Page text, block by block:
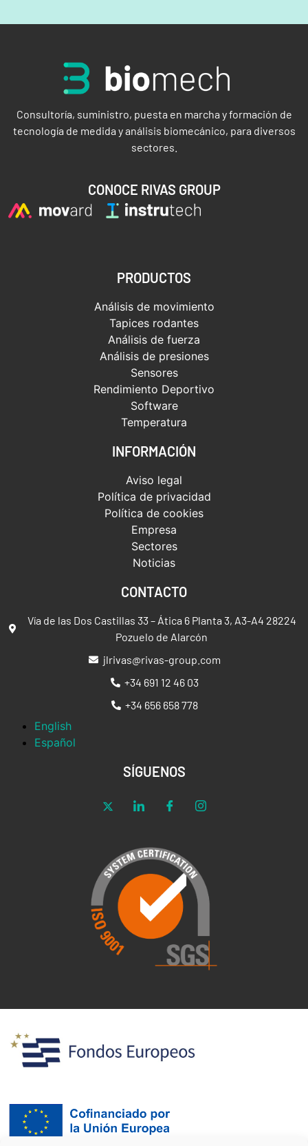
Consultoría, suministro, puesta en marcha y formación de
tecnología de medida y análisis biomecánico, para diversos
sectores.
CONOCE RIVAS GROUP
PRODUCTOS
Análisis de movimiento
Tapices rodantes
Análisis de fuerza
Análisis de presiones
Sensores
Rendimiento Deportivo
Software
Temperatura
INFORMACIÓN
Aviso legal
Política de privacidad
Política de cookies
Empresa
Sectores
Noticias
CONTACTO
Vía de las Dos Castillas 33 – Ática 6 Planta 3, A3-A4 28224
Pozuelo de Alarcón
jlrivas@rivas-group.com
+34 691 12 46 03
+34 656 658 778
English
Español
SÍGUENOS